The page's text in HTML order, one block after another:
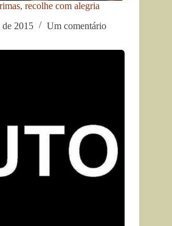
recolhe com alegria
de 2015
Um comentário